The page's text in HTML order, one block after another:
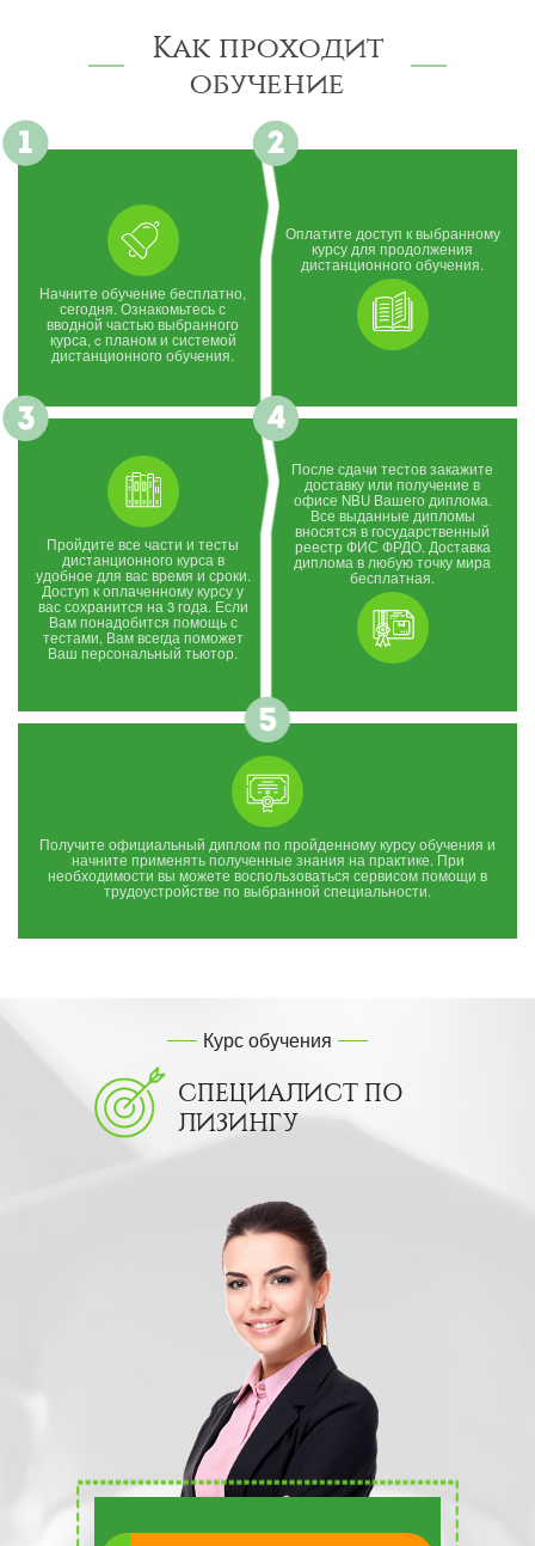
Как проходит
обучение
Начните обучение бесплатно,
сегодня. Ознакомьтесь с
вводной частью выбранного
курса, c планом и системой
дистанционного обучения.
Оплатите доступ к выбранному
курсу для продолжения
дистанционного обучения.
Пройдите все части и тесты
дистанционного курса в
удобное для вас время и сроки.
Доступ к оплаченному курсу у
вас сохранится на 3 года. Если
Вам понадобится помощь с
тестами, Вам всегда поможет
Ваш персональный тьютор.
После сдачи тестов закажите
доставку или получение в
офисе NBU Вашего диплома.
Все выданные дипломы
вносятся в государственный
реестр ФИС ФРДО. Доставка
диплома в любую точку мира
бесплатная.
Получите официальный диплом по пройденному курсу обучения и
начните применять полученные знания на практике. При
необходимости вы можете воспользоваться сервисом помощи в
трудоустройстве по выбранной специальности.
Курс обучения
СПЕЦИАЛИСТ ПО
ЛИЗИНГУ